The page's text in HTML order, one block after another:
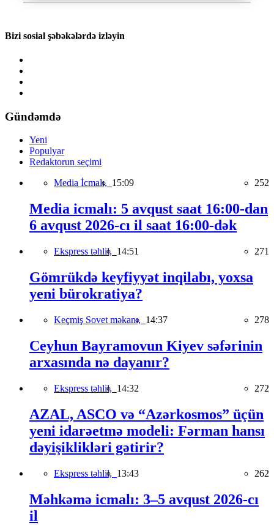
Bizi sosial şəbəkələrdə izləyin
Gündəmdə
Yeni
Populyar
Redaktorun seçimi
Media İcmalı, 15:09 252
Media icmalı: 5 avqust saat 16:00-dan
6 avqust 2026-cı il saat 16:00-dək
Ekspress təhlil, 14:51 271
Gömrükdə keyfiyyət inqilabı, yoxsa
yeni bürokratiya?
Keçmiş Sovet məkanı, 14:37 278
Ceyhun Bayramovun Kiyev səfərinin
arxasında nə dayanır?
Ekspress təhlil, 14:32 272
AZAL, ASCO və “Azərkosmos” üçün
yeni idarəetmə modeli: Fərman hansı
dəyişiklikləri gətirir?
Ekspress təhlil, 13:43 262
Məhkəmə icmalı: 3–5 avqust 2026-cı
il